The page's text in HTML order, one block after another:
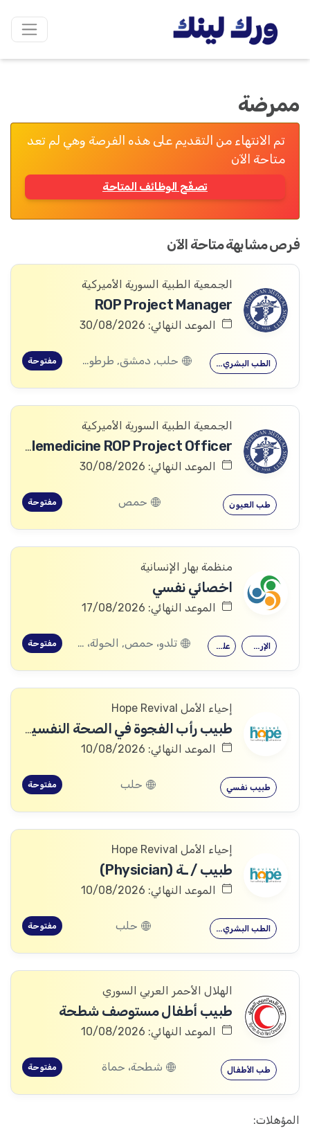
ممرضة
تم الانتهاء من التقديم على هذه الفرصة وهي لم تعد
متاحة الآن
تصفّح الوظائف المتاحة
فرص مشابهة متاحة الآن
الجمعية الطبية السورية الأميركية
ROP Project Manager
الموعد النهائي: 30/08/2026
الطب البشري… حلب, دمشق, طرطوس, ريف دمشق, ديرالزور, درعا, السويداء, إدلب, القنيطرة, اللاذقية, الرقة, حمص, الحسكة, حماة مفتوحة
الجمعية الطبية السورية الأميركية
Telemedicine ROP Project Officer
الموعد النهائي: 30/08/2026
طب العيون حمص مفتوحة
منظمة بهار الإنسانية
اخصائي نفسي
الموعد النهائي: 17/08/2026
علم النفس الإرشاد النفسي تلدو، حمص, الحولة، حمص مفتوحة
إحياء الأمل Hope Revival
طبيب رأب الفجوة في الصحة النفسية (mhGAP Doctor)
الموعد النهائي: 10/08/2026
طبيب نفسي حلب مفتوحة
إحياء الأمل Hope Revival
طبيب / ـة (Physician)
الموعد النهائي: 10/08/2026
الطب البشري… حلب مفتوحة
الهلال الأحمر العربي السوري
طبيب أطفال مستوصف شطحة
الموعد النهائي: 10/08/2026
طب الأطفال شطحة، حماة مفتوحة
المؤهلات: